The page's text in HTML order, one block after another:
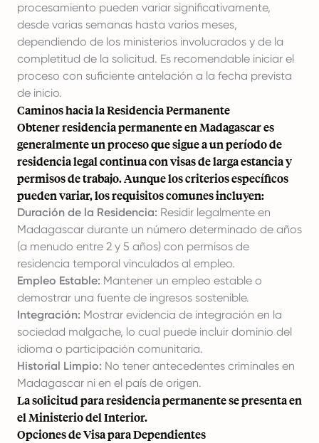
procesamiento pueden variar significativamente,
desde varias semanas hasta varios meses,
dependiendo de los ministerios involucrados y de la
completitud de la solicitud. Es recomendable iniciar el
proceso con suficiente antelación a la fecha prevista
de inicio.
Caminos hacia la Residencia Permanente
Obtener residencia permanente en Madagascar es
generalmente un proceso que sigue a un período de
residencia legal continua con visas de larga estancia y
permisos de trabajo. Aunque los criterios específicos
pueden variar, los requisitos comunes incluyen:
Duración de la Residencia: Residir legalmente en
Madagascar durante un número determinado de años
(a menudo entre 2 y 5 años) con permisos de
residencia temporal vinculados al empleo.
Empleo Estable: Mantener un empleo estable o
demostrar una fuente de ingresos sostenible.
Integración: Mostrar evidencia de integración en la
sociedad malgache, lo cual puede incluir dominio del
idioma o participación comunitaria.
Historial Limpio: No tener antecedentes criminales en
Madagascar ni en el país de origen.
La solicitud para residencia permanente se presenta en
el Ministerio del Interior.
Opciones de Visa para Dependientes